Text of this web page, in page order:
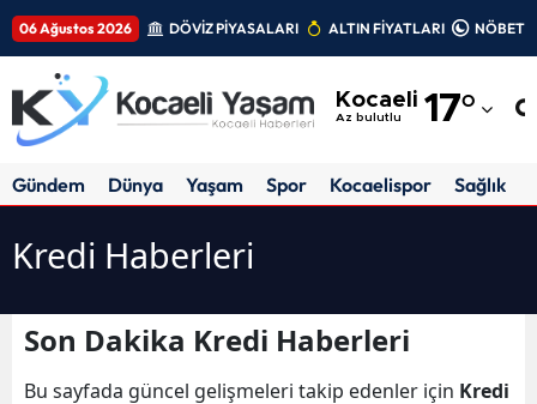
06 Ağustos 2026 DÖVİZ PİYASALARI ALTIN FİYATLARI
Kocaeli
Az bulutlu 17°
Adıyaman
Ankara
Gündem Dünya Yaşam Spor Kocaelispor Sağlık
Kredi Haberleri
Son Dakika Kredi Haberleri
Bu sayfada güncel gelişmeleri takip edenler için Kredi